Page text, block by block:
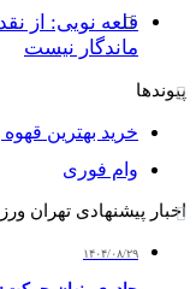
قلعه نویی: از
ماندگار نیست
پیوندها
خرید بهترین
وام فوری
اخبار پیشنهادی تهران
۱۴۰۴/۰۸/۲۹